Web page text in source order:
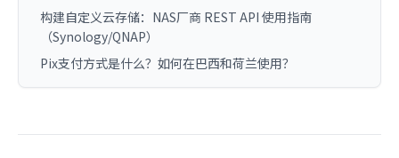
构建自定义云存储：NAS厂商 REST API 使用指南
（Synology/QNAP）
Pix支付方式是什么？如何在巴西和荷兰使用？